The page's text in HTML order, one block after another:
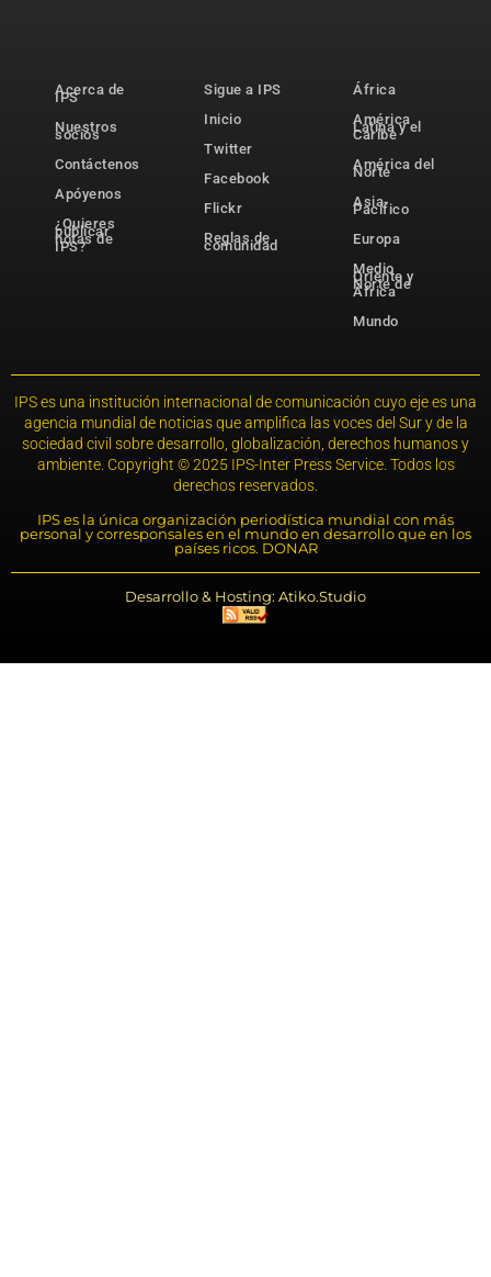
Acerca de
IPS
Nuestros
socios
Contáctenos
Apóyenos
¿Quieres
publicar
notas de
IPS?
Sigue a IPS
Inicio
Twitter
Facebook
Flickr
Reglas de
comunidad
África
América
Latina y el
Caribe
América del
Norte
Asia-
Pacífico
Europa
Medio
Oriente y
Norte de
África
Mundo
IPS es una institución internacional de comunicación cuyo eje es una
agencia mundial de noticias que amplifica las voces del Sur y de la
sociedad civil sobre desarrollo, globalización, derechos humanos y
ambiente. Copyright © 2025 IPS-Inter Press Service. Todos los
derechos reservados.
IPS es la única organización periodística mundial con más
personal y corresponsales en el mundo en desarrollo que en los
países ricos. DONAR
Desarrollo & Hosting: Atiko.Studio